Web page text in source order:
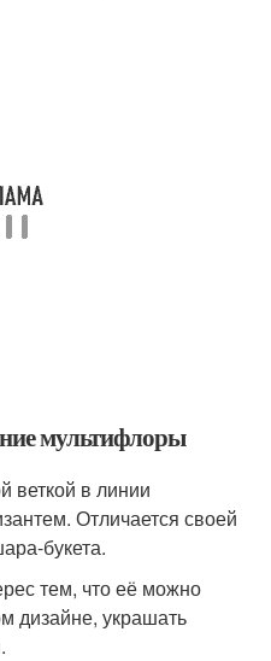
мультифлоры
веткой в линии
Отличается своей
букета.
тем, что её можно
дизайне, украшать